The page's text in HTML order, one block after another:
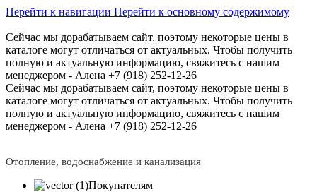
Перейти к навигации Перейти к основному содержимому
Сейчас мы дорабатываем сайт, поэтому некоторые цены в
каталоге могут отличаться от актуальных. Чтобы получить
полную и актуальную информацию, свяжитесь с нашим
менеджером - Алена +7 (918) 252-12-26
Сейчас мы дорабатываем сайт, поэтому некоторые цены в
каталоге могут отличаться от актуальных. Чтобы получить
полную и актуальную информацию, свяжитесь с нашим
менеджером - Алена +7 (918) 252-12-26
Отопление, водоснабжение и канализация
Покупателям